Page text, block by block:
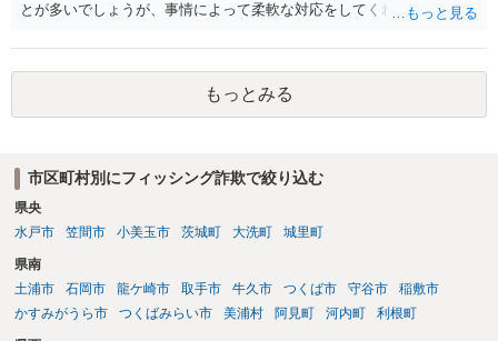
とが多いでしょうが、事情によって柔軟な対応をしてくれる場合もあ
だし、規約上はカード会社が負担すべきものではないため、拒否され
て当然という前提でいた方が宜しいかと存じます。
もっとみる
市区町村別にフィッシング詐欺で絞り込む
県央
水戸市
笠間市 小美玉市 茨城町 大洗町 城里町
県南
土浦市
石岡市 龍ケ崎市 取手市 牛久市 つくば市 守谷市
稲敷市
かすみがうら市
つくばみらい市 美浦村 阿見町 河内町 利根町